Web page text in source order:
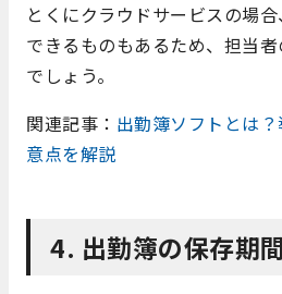
とくにクラウドサービスの場
できるものもあるため、担当
でしょう。
関連記事： 出勤簿ソフトとは
意点を解説
4. 出勤簿の保存期